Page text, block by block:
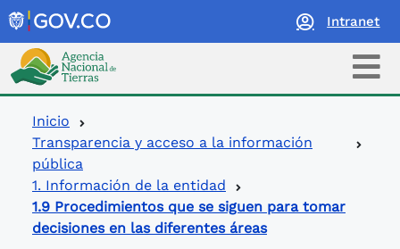
Intranet
Logo Agencia Nacional de Tierras
Ruta de navegación
Inicio
Transparencia y acceso a la información
pública
1. Información de la entidad
1.9 Procedimientos que se siguen para tomar
decisiones en las diferentes áreas